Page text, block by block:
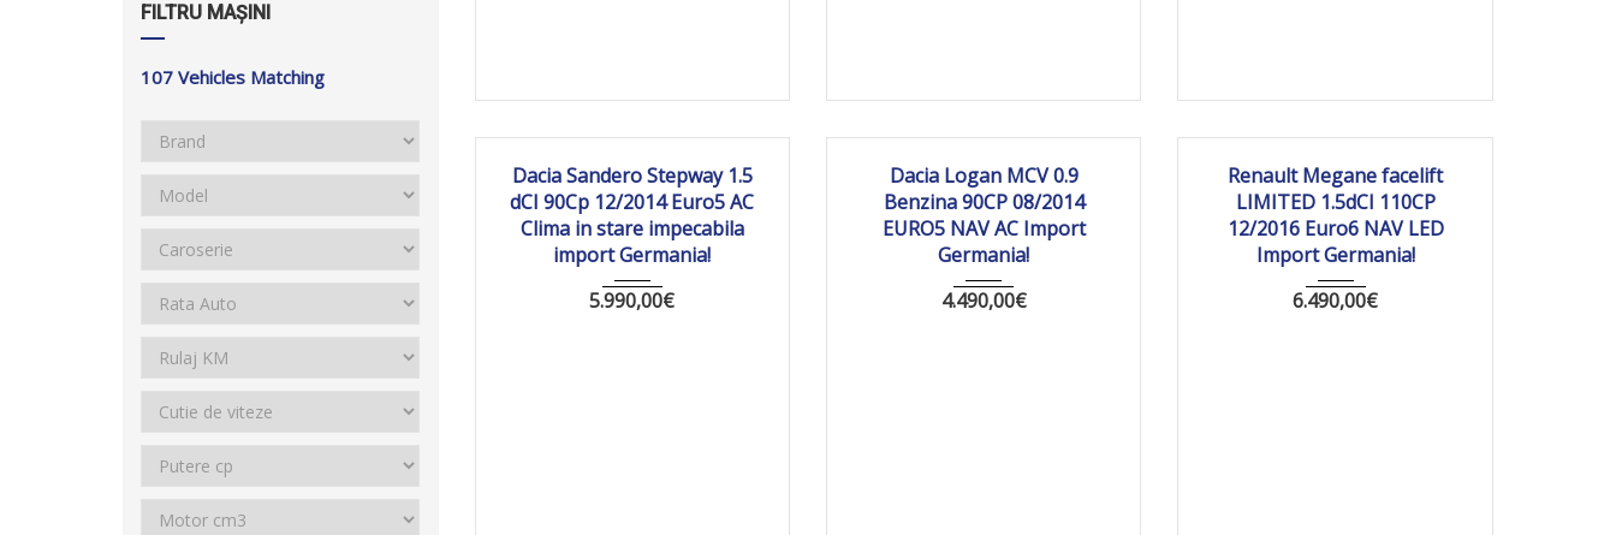
FILTRU MAȘINI
107 Vehicles Matching
2014 Manua... 162623 km
Dacia Sandero Stepway 1.5
dCI 90Cp 12/2014 Euro5 AC
Clima in stare impecabila
import Germania!
5.990,00€
2014 Manua... 177520 km
Dacia Logan MCV 0.9
Benzina 90CP 08/2014
EURO5 NAV AC Import
Germania!
4.490,00€
2016 Manua... 233 461
Renault Megane facelift
LIMITED 1.5dCI 110CP
12/2016 Euro6 NAV LED
Import Germania!
6.490,00€